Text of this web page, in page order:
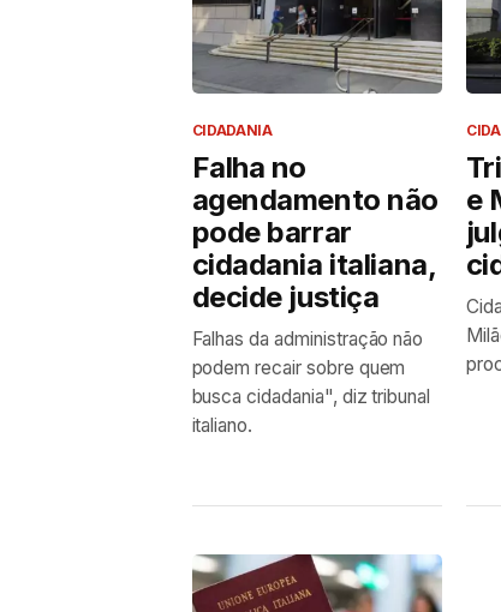
CIDADANIA
Falha no
agendamento não
pode barrar
cidadania italiana,
decide justiça
Falhas da administração não
podem recair sobre quem
busca cidadania", diz tribunal
italiano.
e